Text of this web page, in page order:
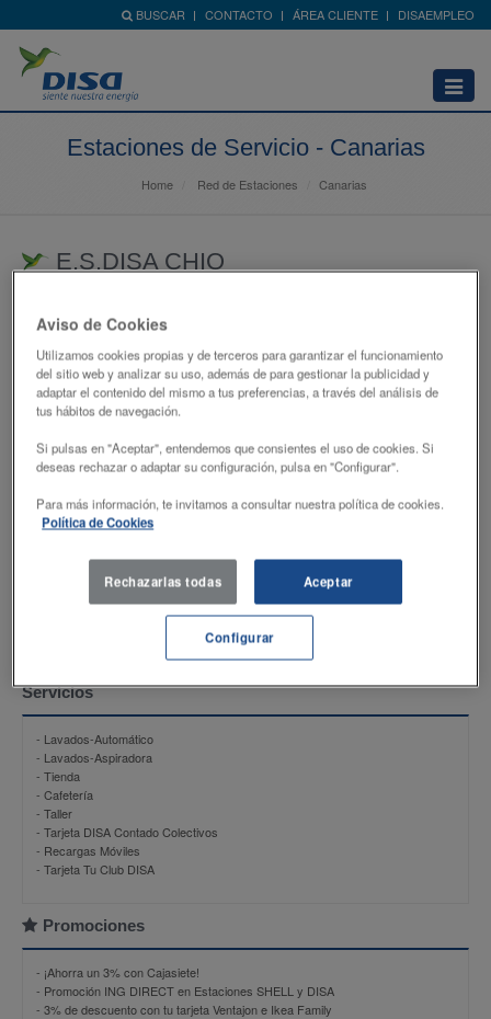
BUSCAR CONTACTO ÁREA CLIENTE DISAEMPLEO
Abrir
menú
Estaciones de Servicio - Canarias
Home Red de Estaciones Canarias
E.S.DISA CHIO
CR GENERAL JUNQUITO - CHIO 96
SANTA CRUZ DE TENERIFE
922850752
atencionclientes@disagrupo.es
Productos
- DISAEco GASOLINA 95
- DISAEco GASOIL
Servicios
- Lavados-Automático
- Lavados-Aspiradora
- Tienda
- Cafetería
- Taller
- Tarjeta DISA Contado Colectivos
- Recargas Móviles
- Tarjeta Tu Club DISA
Promociones
- ¡Ahorra un 3% con Cajasiete!
- Promoción ING DIRECT en Estaciones SHELL y DISA
- 3% de descuento con tu tarjeta Ventajon e Ikea Family
Aviso de Cookies
Utilizamos cookies propias y de terceros para garantizar el funcionamiento
del sitio web y analizar su uso, además de para gestionar la publicidad y
adaptar el contenido del mismo a tus preferencias, a través del análisis de
tus hábitos de navegación.
Si pulsas en "Aceptar", entendemos que consientes el uso de cookies. Si
deseas rechazar o adaptar su configuración, pulsa en "Configurar".
Para más información, te invitamos a consultar nuestra política de cookies.
Política de Cookies
Rechazarlas todas Aceptar
Configurar